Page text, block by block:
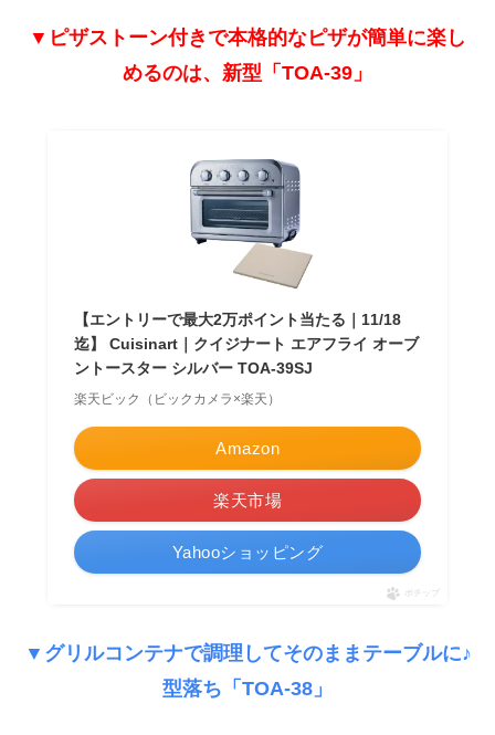
▼ピザストーン付きで本格的なピザが簡単に楽し
めるのは、新型「TOA-39」
【エントリーで最大2万ポイント当たる｜11/18
迄】 Cuisinart｜クイジナート エアフライ オーブ
ントースター シルバー TOA-39SJ
楽天ビック（ビックカメラ×楽天）
Amazon
楽天市場
Yahooショッピング
ポチップ
▼グリルコンテナで調理してそのままテーブルに♪
型落ち「TOA-38」